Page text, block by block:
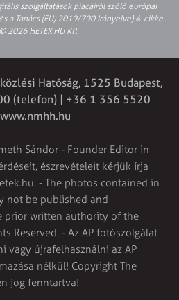
szolgáltatások piacairól szóló európai
a Tanács (EU) 2019/790 Irányelve) 4. cikke
2026 HETEK.HU Kft.
Hatóság, 1525 Budapest,
(telefon) | +36 1 356 5520
Sándor - Founder Editor in
észrevételeit kérjük írja
. - The photos contained in
not be published and
prior written authority of the
Reserved. - Az AP fotószolgálat
vagy újrafelhasználni az AP
nélkül! Copyright The
jog fenntartva!